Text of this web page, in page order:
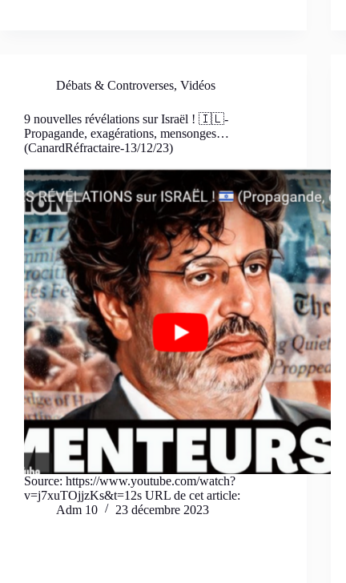
Débats & Controverses, Vidéos
9 nouvelles révélations sur Israël ! 🇮🇱-
Propagande, exagérations, mensonges…
(CanardRéfractaire-13/12/23)
Source: https://www.youtube.com/watch?
v=j7xuTOjjzKs&t=12s URL de cet article:
Adm 10
23 décembre 2023